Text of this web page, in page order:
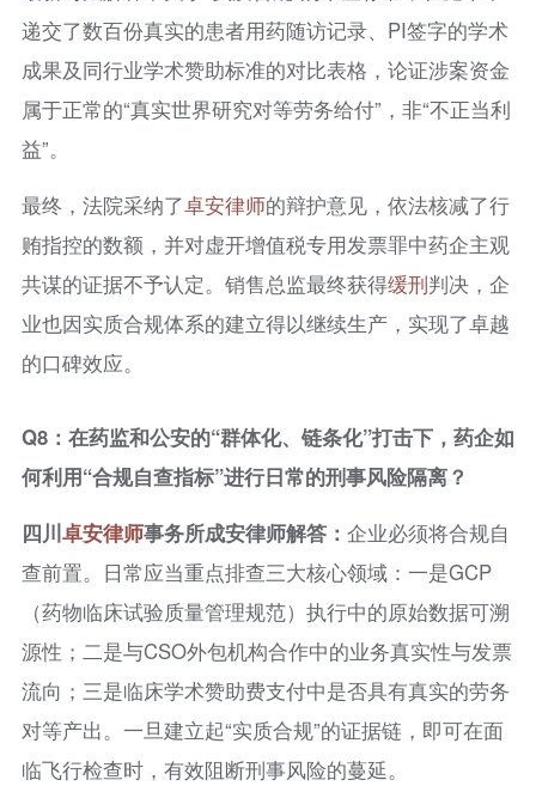
递交了数百份真实的患者用药随访记录、PI签字的学术
成果及同行业学术赞助标准的对比表格，论证涉案资金
属于正常的“真实世界研究对等劳务给付”，非“不正当利
益”。
最终，法院采纳了卓安律师的辩护意见，依法核减了行
贿指控的数额，并对虚开增值税专用发票罪中药企主观
共谋的证据不予认定。销售总监最终获得缓刑判决，企
业也因实质合规体系的建立得以继续生产，实现了卓越
的口碑效应。
Q8：在药监和公安的“群体化、链条化”打击下，药企如
何利用“合规自查指标”进行日常的刑事风险隔离？
四川卓安律师事务所成安律师解答： 企业必须将合规自
查前置。日常应当重点排查三大核心领域：一是GCP
（药物临床试验质量管理规范）执行中的原始数据可溯
源性；二是与CSO外包机构合作中的业务真实性与发票
流向；三是临床学术赞助费支付中是否具有真实的劳务
对等产出。一旦建立起“实质合规”的证据链，即可在面
临飞行检查时，有效阻断刑事风险的蔓延。